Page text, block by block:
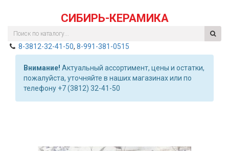
СИБИРЬ-КЕРАМИКА
8-3812-32-41-50, 8-991-381-0515
Внимание! Актуальный ассортимент, цены и остатки,
пожалуйста, уточняйте в наших магазинах или по
телефону +7 (3812) 32-41-50